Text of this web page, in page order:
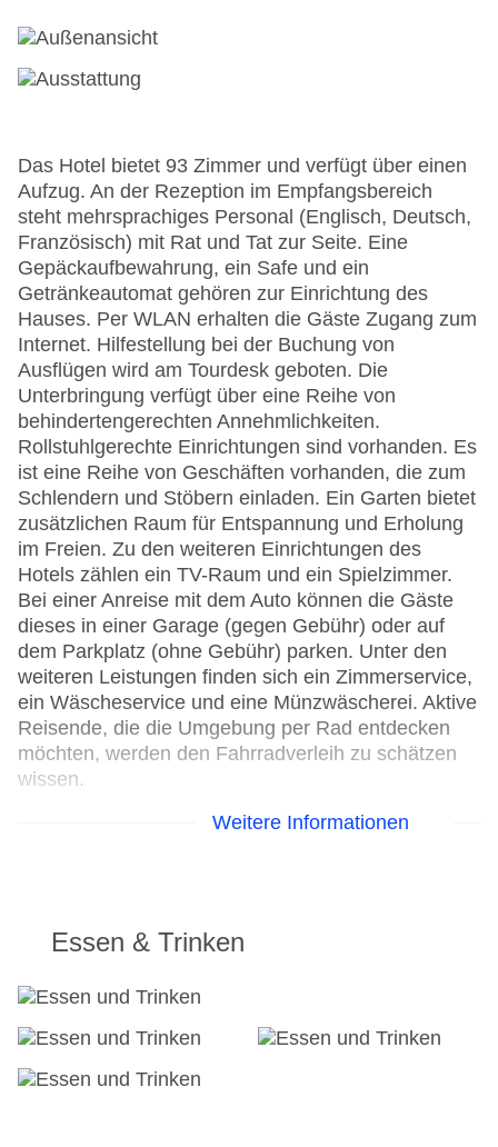
Das Hotel bietet 93 Zimmer und verfügt über einen
Aufzug. An der Rezeption im Empfangsbereich
steht mehrsprachiges Personal (Englisch, Deutsch,
Französisch) mit Rat und Tat zur Seite. Eine
Gepäckaufbewahrung, ein Safe und ein
Getränkeautomat gehören zur Einrichtung des
Hauses. Per WLAN erhalten die Gäste Zugang zum
Internet. Hilfestellung bei der Buchung von
Ausflügen wird am Tourdesk geboten. Die
Unterbringung verfügt über eine Reihe von
behindertengerechten Annehmlichkeiten.
Rollstuhlgerechte Einrichtungen sind vorhanden. Es
ist eine Reihe von Geschäften vorhanden, die zum
Schlendern und Stöbern einladen. Ein Garten bietet
zusätzlichen Raum für Entspannung und Erholung
im Freien. Zu den weiteren Einrichtungen des
Hotels zählen ein TV-Raum und ein Spielzimmer.
Bei einer Anreise mit dem Auto können die Gäste
dieses in einer Garage (gegen Gebühr) oder auf
dem Parkplatz (ohne Gebühr) parken. Unter den
weiteren Leistungen finden sich ein Zimmerservice,
ein Wäscheservice und eine Münzwäscherei. Aktive
Reisende, die die Umgebung per Rad entdecken
möchten, werden den Fahrradverleih zu schätzen
wissen.
Konferenzraum
Garage: gegen Gebühr
Hotelsafe
WLAN/WiFi im Hotel
Anzahl der Konferenzräume: 1
Weitere Informationen
Essen & Trinken